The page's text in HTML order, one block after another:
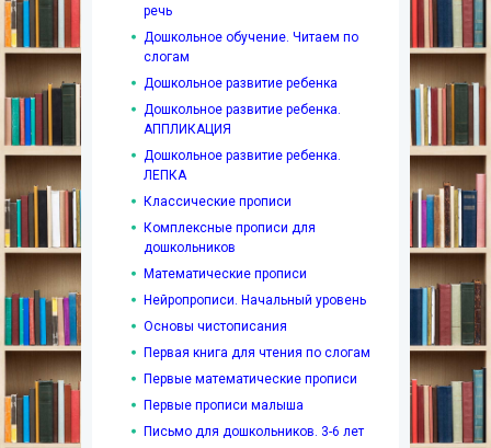
речь
Дошкольное обучение. Читаем по
слогам
Дошкольное развитие ребенка
Дошкольное развитие ребенка.
АППЛИКАЦИЯ
Дошкольное развитие ребенка.
ЛЕПКА
Классические прописи
Комплексные прописи для
дошкольников
Математические прописи
Нейропрописи. Начальный уровень
Основы чистописания
Первая книга для чтения по слогам
Первые математические прописи
Первые прописи малыша
Письмо для дошкольников. 3-6 лет